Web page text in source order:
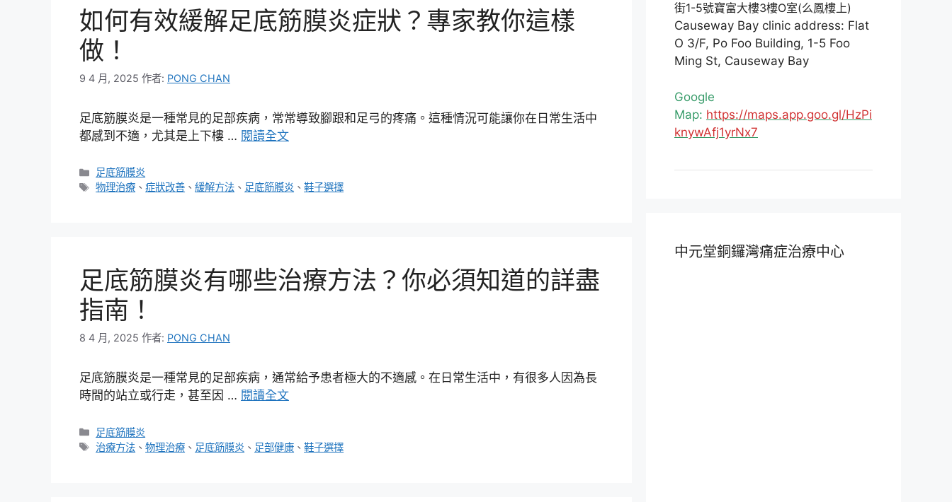
如何有效緩解足底筋膜炎症狀？專家教你這樣
做！
9 4 月, 2025 作者: PONG CHAN
足底筋膜炎是一種常見的足部疾病，常常導致腳跟和足弓的疼痛。這種情況可能讓你在日常生活中
都感到不適，尤其是上下樓 … 閱讀全文
分
類
足底筋膜炎
標
物理治療 、症狀改善 、緩解方法 、 足底筋膜炎 、鞋子選擇
足底筋膜炎有哪些治療方法？你必須知道的詳盡
指南！
8 4 月, 2025 作者: PONG CHAN
足底筋膜炎是一種常見的足部疾病，通常給予患者極大的不適感。在日常生活中，有很多人因為長
時間的站立或行走，甚至因 … 閱讀全文
分
類
足底筋膜炎
標
治療方法 、物理治療 、 足底筋膜炎 、 足部健康 、鞋子選擇
街1-5號寶富大樓3樓O室(么鳳樓上)
Causeway Bay clinic address: Flat
O 3/F, Po Foo Building, 1-5 Foo
Ming St, Causeway Bay
Google
Map: https://maps.app.goo.gl/HzPi
knywAfj1yrNx7
中元堂銅鑼灣痛症治療中心